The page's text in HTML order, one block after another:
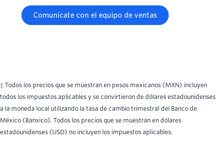
Comunícate con el equipo de ventas
‡ Todos los precios que se muestran en pesos mexicanos (MXN) incluyen
todos los impuestos aplicables y se convirtieron de dólares estadounidenses
a la moneda local utilizando la tasa de cambio trimestral del Banco de
México (Banxico). Todos los precios que se muestran en dólares
estadounidenses (USD) no incluyen los impuestos aplicables.